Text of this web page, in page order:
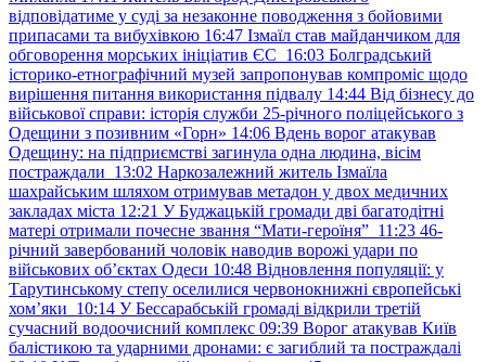
відповідатиме у суді за незаконне поводження з бойовими
припасами та вибухівкою 16:47 Ізмаїл став майданчиком для
обговорення морських ініціатив ЄС 16:03 Болградський
історико-етнографічний музей запропонував компроміс щодо
вирішення питання використання підвалу 14:44 Від бізнесу до
військової справи: історія служби 25-річного поліцейського з
Одещини з позивним «Горн» 14:06 Вдень ворог атакував
Одещину: на підприємстві загинула одна людина, вісім
постраждали 13:02 Наркозалежний житель Ізмаїла
шахрайським шляхом отримував метадон у двох медичних
закладах міста 12:21 У Буджацькій громади дві багатодітні
матері отримали почесне звання “Мати-героїня” 11:23 46-
річний завербований чоловік наводив ворожі удари по
військових обʼєктах Одеси 10:48 Відновлення популяції: у
Тарутинському степу оселилися червонокнижні європейські
хом’яки 10:14 У Бессарабській громаді відкрили третій
сучасний водоочисний комплекс 09:39 Ворог атакував Київ
балістикою та ударними дронами: є загиблий та постраждалі